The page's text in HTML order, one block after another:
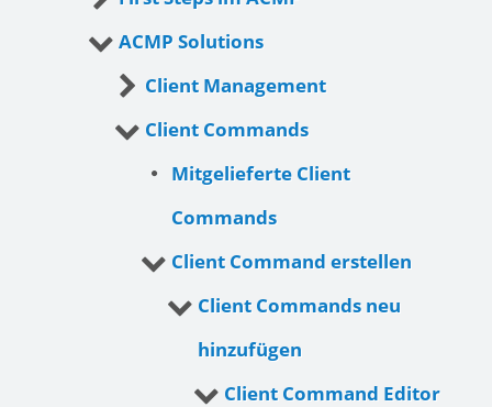
ACMP Solutions
Client Management
Client Commands
Mitgelieferte Client
Commands
Client Command erstellen
Client Commands neu
hinzufügen
Client Command Editor